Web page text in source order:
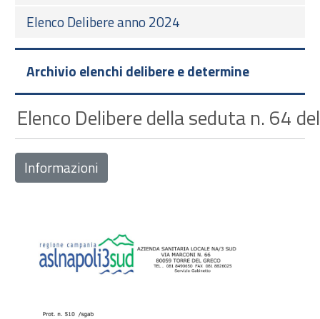
Elenco Delibere anno 2024
Archivio elenchi delibere e determine
Elenco Delibere della seduta n. 64
Informazioni